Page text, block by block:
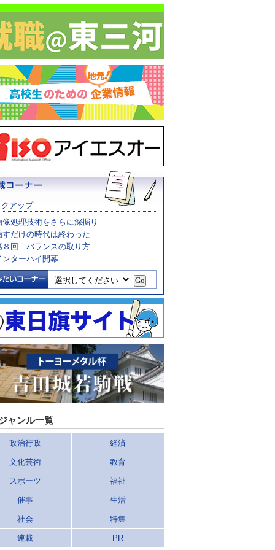
アップ
像処理技術をさらに深掘り
すだけの時代は終わった
８回 バランスの取り方
ンターハイ開幕
ャンル一覧
政治行政 経済
文化芸術 教育
スポーツ 福祉
催事 生活
社会 特集
連載 PR